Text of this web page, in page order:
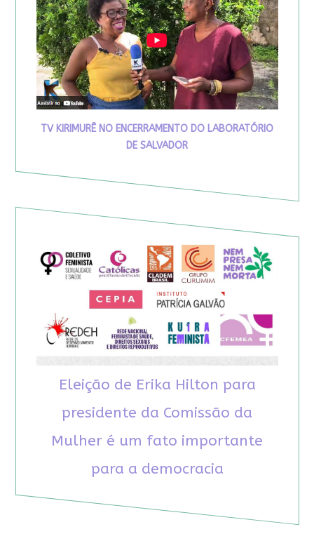
TV KIRIMURÊ NO ENCERRAMENTO DO LABORATÓRIO
DE SALVADOR
Eleição de Erika Hilton para
presidente da Comissão da
Mulher é um fato importante
para a democracia